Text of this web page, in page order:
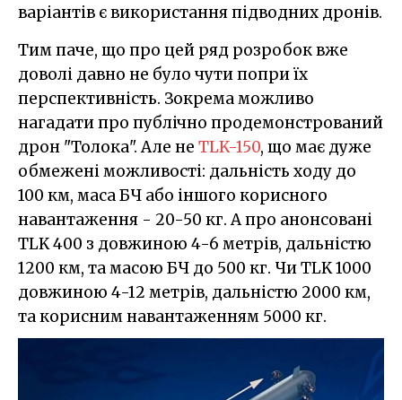
варіантів є використання підводних дронів.
Тим паче, що про цей ряд розробок вже
доволі давно не було чути попри їх
перспективність. Зокрема можливо
нагадати про публічно продемонстрований
дрон "Толока". Але не TLK-150, що має дуже
обмежені можливості: дальність ходу до
100 км, маса БЧ або іншого корисного
навантаження - 20-50 кг. А про анонсовані
TLK 400 з довжиною 4-6 метрів, дальністю
1200 км, та масою БЧ до 500 кг. Чи TLK 1000
довжиною 4-12 метрів, дальністю 2000 км,
та корисним навантаженням 5000 кг.